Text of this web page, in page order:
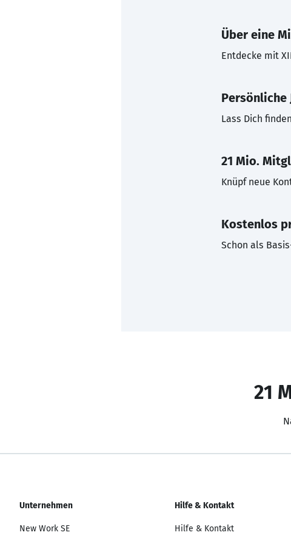
Über eine
Entdecke mit
Persönliche
Lass Dich
21 Mio.
Knüpf neue
Kostenlos
Schon als
21
Unternehmen
New Work SE
Hilfe & Kontakt
Hilfe & Kontakt